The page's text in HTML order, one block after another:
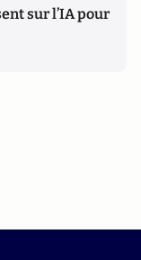
sur l’IA pour